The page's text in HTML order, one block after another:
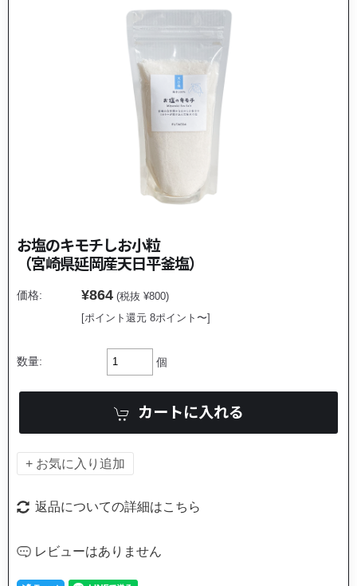
お塩のキモチしお小粒
（宮崎県延岡産天日平釜塩）
価格: ¥864 (税抜 ¥800)
[ポイント還元 8ポイント〜]
数量: 個
返品についての詳細はこちら
レビューはありません